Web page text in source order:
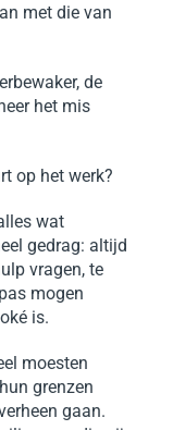
met die van
de
het mis
op het werk?
wat
gedrag: altijd
vragen, te
mogen
is.
moesten
grenzen
gaan.